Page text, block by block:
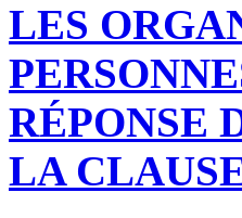
LES
RÉPONSE
LA